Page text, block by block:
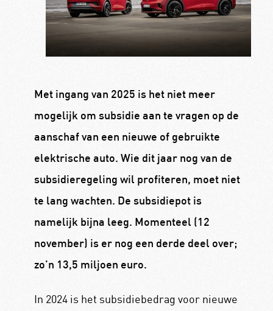
Met ingang van 2025 is het niet meer
mogelijk om subsidie aan te vragen op de
aanschaf van een nieuwe of gebruikte
elektrische auto. Wie dit jaar nog van de
subsidieregeling wil profiteren, moet niet
te lang wachten. De subsidiepot is
namelijk bijna leeg. Momenteel (12
november) is er nog een derde deel over;
zo’n 13,5 miljoen euro.
In 2024 is het subsidiebedrag voor nieuwe